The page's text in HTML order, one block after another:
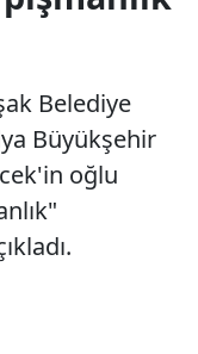
Belediye
Büyükşehir
oğlu